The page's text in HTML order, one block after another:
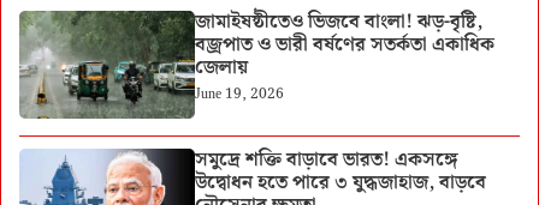
জামাইষষ্ঠীতেও ভিজবে বাংলা! ঝড়-বৃষ্টি,
বজ্রপাত ও ভারী বর্ষণের সতর্কতা একাধিক
জেলায়
June 19, 2026
সমুদ্রে শক্তি বাড়াবে ভারত! একসঙ্গে
উদ্বোধন হতে পারে ৩ যুদ্ধজাহাজ, বাড়বে